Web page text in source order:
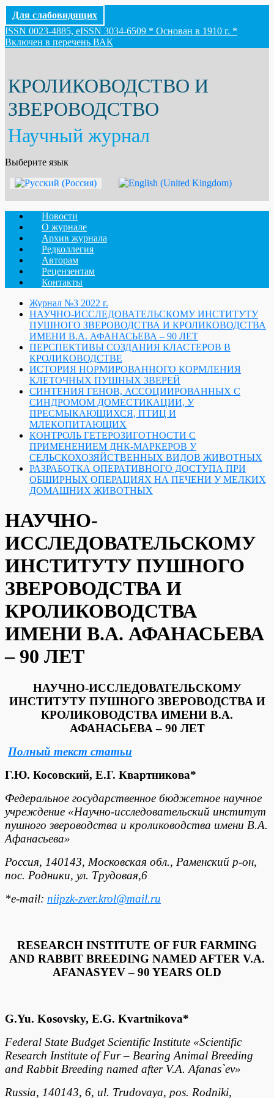
Для слабовидящих
ISSN 0023-4885, eISSN 3034-6509 * Основан в 1910 г. *
Включен в перечень ВАК
КРОЛИКОВОДСТВО И
ЗВЕРОВОДСТВО
Научный журнал
Выберите язык
Новости
О журнале
Архив журнала
Редколлегия
Авторам
Рецензентам
Контакты
Журнал №3 2022 г.
НАУЧНО-ИССЛЕДОВАТЕЛЬСКОМУ ИНСТИТУТУ
ПУШНОГО ЗВЕРОВОДСТВА И КРОЛИКОВОДСТВА
ИМЕНИ В.А. АФАНАСЬЕВА – 90 ЛЕТ
ПЕРСПЕКТИВЫ СОЗДАНИЯ КЛАСТЕРОВ В
КРОЛИКОВОДСТВЕ
ИСТОРИЯ НОРМИРОВАННОГО КОРМЛЕНИЯ
КЛЕТОЧНЫХ ПУШНЫХ ЗВЕРЕЙ
СИНТЕНИЯ ГЕНОВ, АССОЦИИРОВАННЫХ С
СИНДРОМОМ ДОМЕСТИКАЦИИ, У
ПРЕСМЫКАЮЩИХСЯ, ПТИЦ И
МЛЕКОПИТАЮЩИХ
КОНТРОЛЬ ГЕТЕРОЗИГОТНОСТИ С
ПРИМЕНЕНИЕМ ДНК-МАРКЕРОВ У
СЕЛЬСКОХОЗЯЙСТВЕННЫХ ВИДОВ ЖИВОТНЫХ
РАЗРАБОТКА ОПЕРАТИВНОГО ДОСТУПА ПРИ
ОБШИРНЫХ ОПЕРАЦИЯХ НА ПЕЧЕНИ У МЕЛКИХ
ДОМАШНИХ ЖИВОТНЫХ
НАУЧНО-
ИССЛЕДОВАТЕЛЬСКОМУ
ИНСТИТУТУ ПУШНОГО
ЗВЕРОВОДСТВА И
КРОЛИКОВОДСТВА
ИМЕНИ В.А. АФАНАСЬЕВА
– 90 ЛЕТ
НАУЧНО-ИССЛЕДОВАТЕЛЬСКОМУ
ИНСТИТУТУ ПУШНОГО ЗВЕРОВОДСТВА И
КРОЛИКОВОДСТВА ИМЕНИ В.А.
АФАНАСЬЕВА – 90 ЛЕТ
Полный текст статьи
Г.Ю. Косовский, Е.Г. Квартникова*
Федеральное государственное бюджетное научное
учреждение «Научно-исследовательский институт
пушного звероводства и кролиководства имени В.А.
Афанасьева»
Россия, 140143, Московская обл., Раменский р-он,
пос. Родники, ул. Трудовая,6
*e-mail: niipzk-zver.krol@mail.ru
RESEARCH INSTITUTE OF FUR FARMING
AND RABBIT BREEDING NAMED AFTER V.A.
AFANASYEV – 90 YEARS OLD
G.Yu. Kosovsky, E.G. Kvartnikova*
Federal State Budget Scientific Institute «Scientific
Research Institute of Fur – Bearing Animal Breeding
and Rabbit Breeding named after V.A. Afanas`ev»
Russia, 140143, 6, ul. Trudovaya, pos. Rodniki,